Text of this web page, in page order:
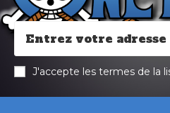
J'accepte les termes de la